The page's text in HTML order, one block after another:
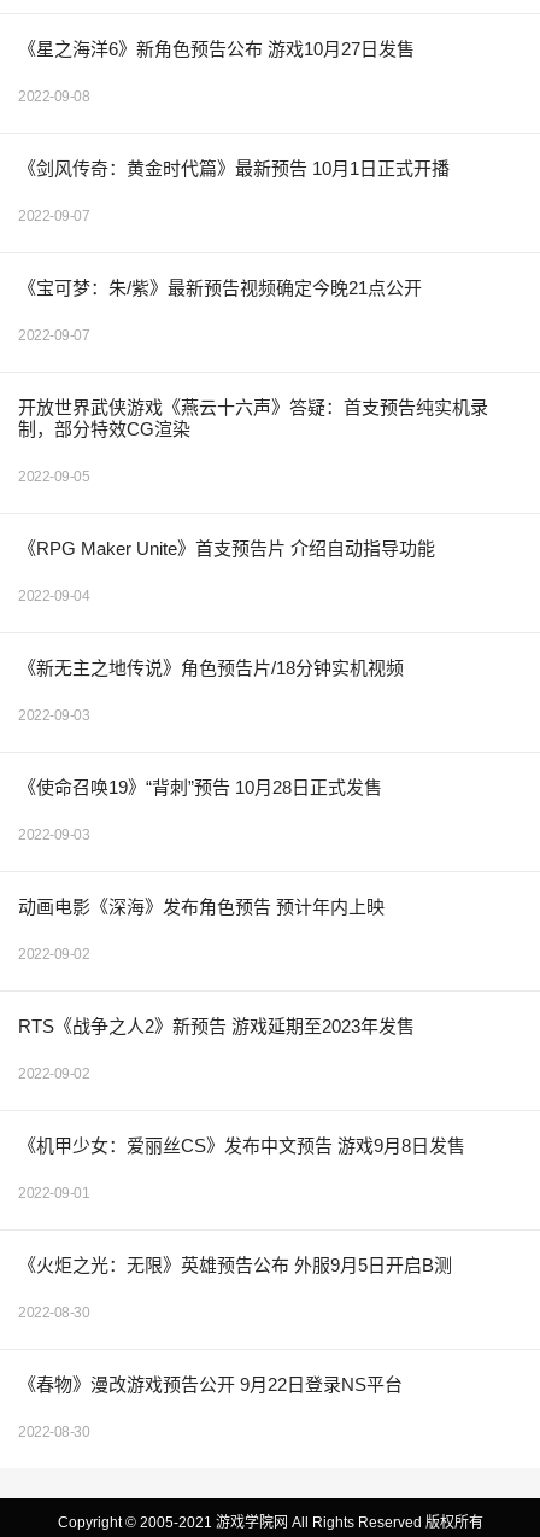
《星之海洋6》新角色预告公布 游戏10月27日发售
2022-09-08
《剑风传奇：黄金时代篇》最新预告 10月1日正式开播
2022-09-07
《宝可梦：朱/紫》最新预告视频确定今晚21点公开
2022-09-07
开放世界武侠游戏《燕云十六声》答疑：首支预告纯实机录
制，部分特效CG渲染
2022-09-05
《RPG Maker Unite》首支预告片 介绍自动指导功能
2022-09-04
《新无主之地传说》角色预告片/18分钟实机视频
2022-09-03
《使命召唤19》“背刺”预告 10月28日正式发售
2022-09-03
动画电影《深海》发布角色预告 预计年内上映
2022-09-02
RTS《战争之人2》新预告 游戏延期至2023年发售
2022-09-02
《机甲少女：爱丽丝CS》发布中文预告 游戏9月8日发售
2022-09-01
《火炬之光：无限》英雄预告公布 外服9月5日开启B测
2022-08-30
《春物》漫改游戏预告公开 9月22日登录NS平台
2022-08-30
Copyright © 2005-2021 游戏学院网 All Rights Reserved 版权所有